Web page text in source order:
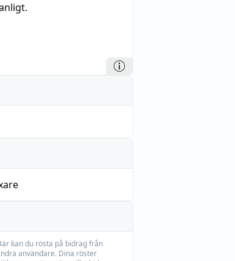
kan du rösta på bidrag från
användare. Dina röster